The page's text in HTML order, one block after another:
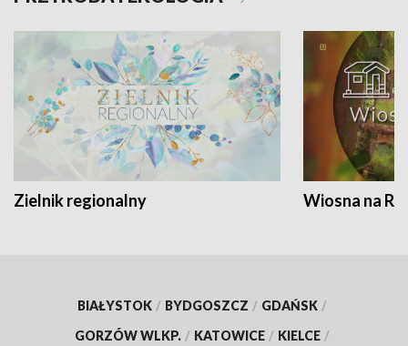
Zielnik regionalny Wiosna na
BIAŁYSTOK / BYDGOSZCZ / GDAŃSK /
GORZÓW WLKP. / KATOWICE / KIELCE /